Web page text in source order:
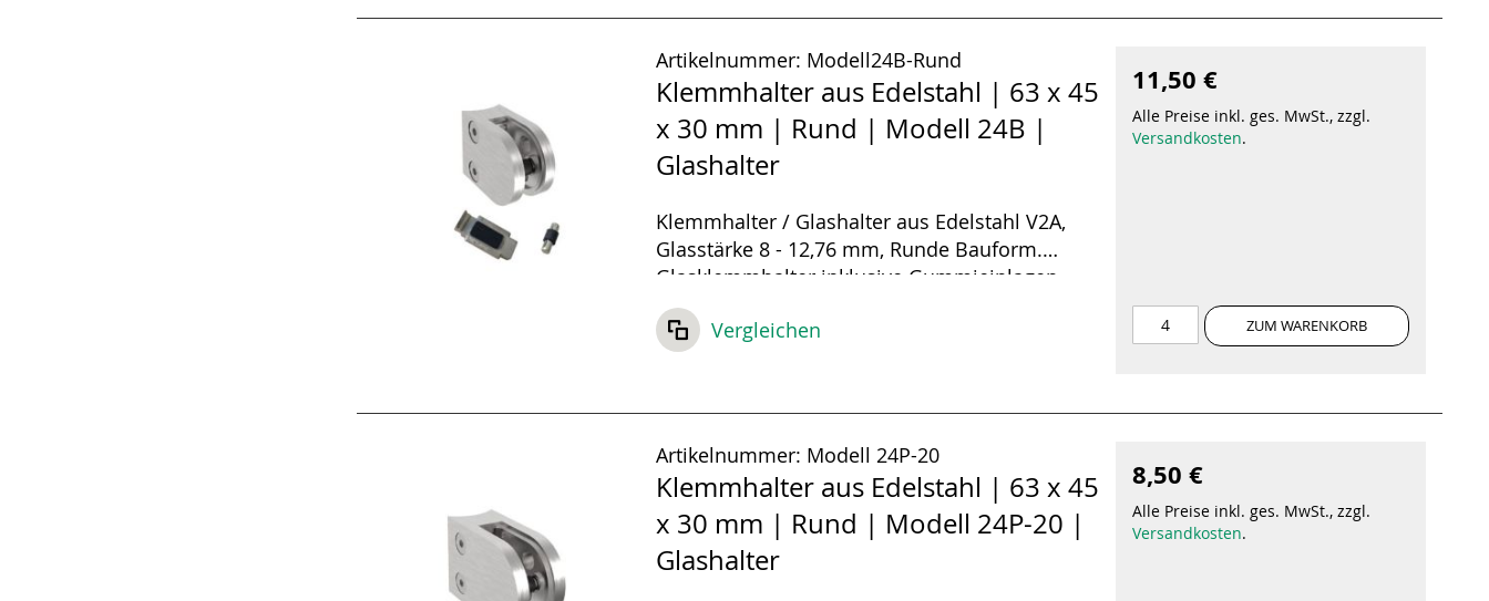
Artikelnummer: Modell24B-Rund
Klemmhalter aus Edelstahl | 63 x 45
x 30 mm | Rund | Modell 24B |
Glashalter
Klemmhalter / Glashalter aus Edelstahl V2A,
Glasstärke 8 - 12,76 mm, Runde Bauform.
Glasklemmhalter inklusive Gummieinlagen,
Sicherungsstift und Sicherungsplatte.
Vergleichen
11,50 €
Alle Preise inkl. ges. MwSt., zzgl.
Versandkosten.
ZUM WARENKORB
Artikelnummer: Modell 24P-20
Klemmhalter aus Edelstahl | 63 x 45
x 30 mm | Rund | Modell 24P-20 |
Glashalter
8,50 €
Alle Preise inkl. ges. MwSt., zzgl.
Versandkosten.